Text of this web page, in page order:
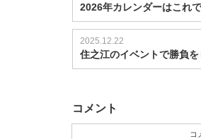
2026年カレンダーはこれ
2025.12.22
住之江のイベントで勝負を
コメント
コ